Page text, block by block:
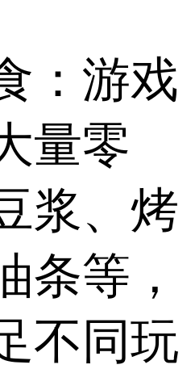
：游戏
量零
浆、烤
条等，
不同玩